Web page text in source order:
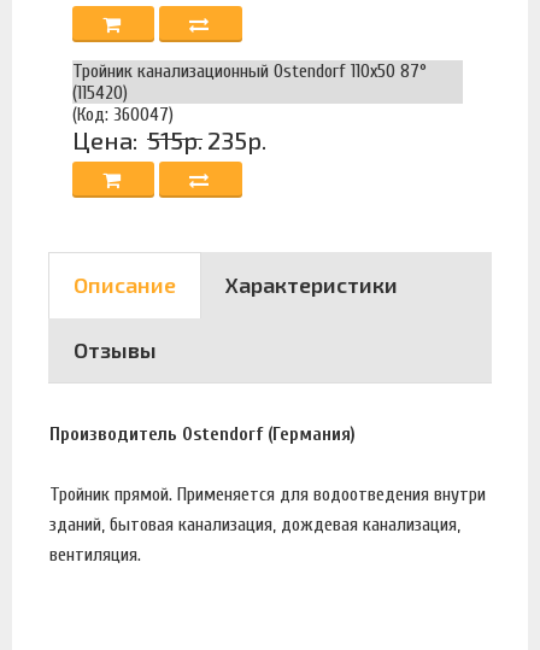
Тройник канализационный Ostendorf 110х50 87°
(115420)
(Код: 360047)
Цена: 515р. 235р.
Описание Характеристики
Отзывы
Производитель Ostendorf (Германия)
Тройник прямой. Применяется для водоотведения внутри
зданий, бытовая канализация, дождевая канализация,
вентиляция.